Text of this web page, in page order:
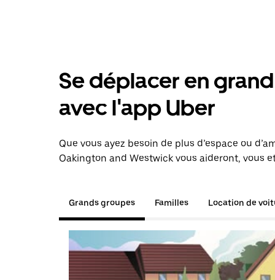
Se déplacer en
avec l'app Uber
Que vous ayez besoin de plus d’espace ou
Oakington and Westwick vous aideront, vous
Grands groupes Familles Location de